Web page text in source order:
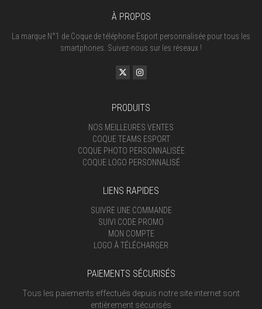
À PROPOS
La marque N°1 de Coque de téléphone Esport personnalisée pour tous les
smartphones. Suivez-nous sur les réseaux !
PRODUITS
NOS MEILLEURES VENTES
COQUE TEAMS ESPORT
COQUE PHOTO PERSONNALISÉE
COQUE LOGO PERSONNALISÉ
LIENS RAPIDES
SUIVRE UNE COMMANDE
SUIVI CODE PROMO
MON COMPTE
LOGO À TÉLÉCHARGER
PAIEMENTS SÉCURISÉS
Tous les paiements effectués depuis notre site internet sont
entièrement sécurisés